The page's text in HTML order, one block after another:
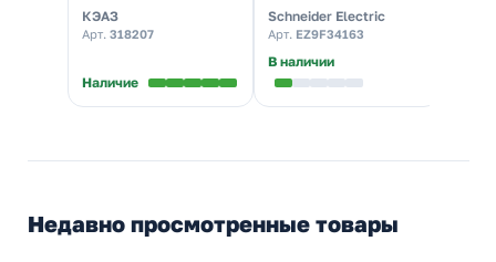
(ВА47-29-1C63-УХЛ3)
(автомат
КЭАЗ
Арт. 318207
Наличие
230В (автомат
электрический)
Schneider Electric
Арт. EZ9F34163
В наличии
Недавно просмотренные товары